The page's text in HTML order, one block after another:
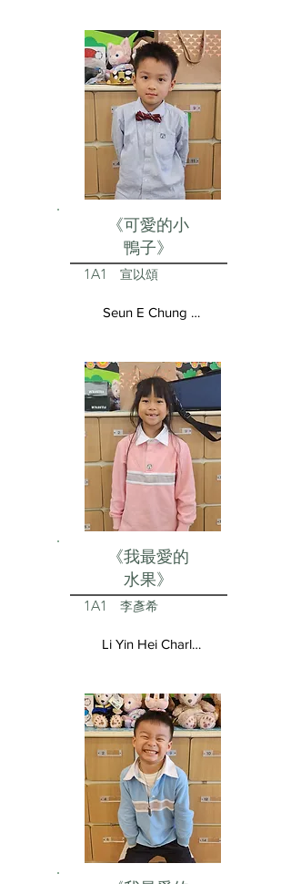
《可愛的小
鴨子》
1A1 宣以頌
Seun E Chung Aston
《我最愛的
水果》
1A1 李彥希
Li Yin Hei Charlotte